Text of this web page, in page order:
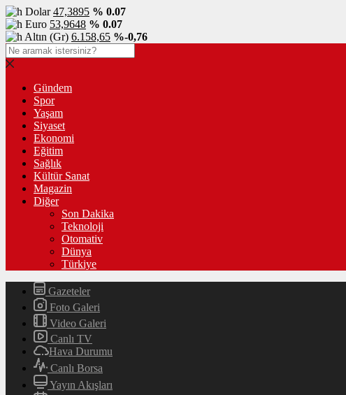
Dolar47,3895 % 0.07
Euro 53,9648 % 0.07
Altın (Gr) 6.158,65 %-0,76
Gündem
Spor
Yaşam
Siyaset
Ekonomi
Eğitim
Sağlık
Kültür Sanat
Magazin
Diğer
Son Dakika
Teknoloji
Otomativ
Dünya
Türkiye
Gazeteler
Foto Galeri
Video Galeri
Canlı TV
Hava Durumu
Canlı Borsa
Yayın Akışları